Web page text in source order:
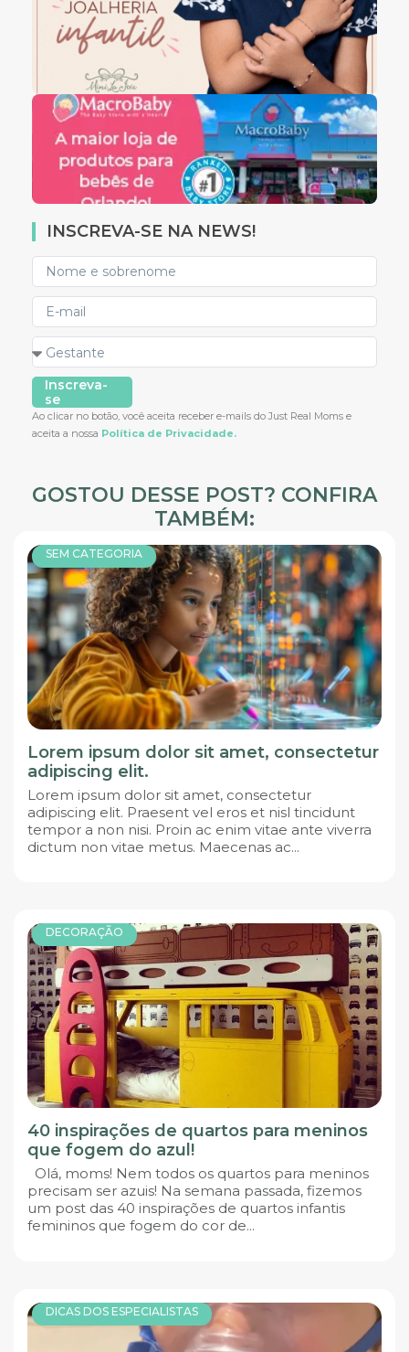
INSCREVA-SE NA NEWS!
Inscreva-
se
Ao clicar no botão, você aceita receber e-mails do Just Real Moms e
aceita a nossa Política de Privacidade.
GOSTOU DESSE POST? CONFIRA
TAMBÉM:
SEM CATEGORIA
Lorem ipsum dolor sit amet, consectetur
adipiscing elit.
Lorem ipsum dolor sit amet, consectetur
adipiscing elit. Praesent vel eros et nisl tincidunt
tempor a non nisi. Proin ac enim vitae ante viverra
dictum non vitae metus. Maecenas ac...
DECORAÇÃO
40 inspirações de quartos para meninos
que fogem do azul!
Olá, moms! Nem todos os quartos para meninos
precisam ser azuis! Na semana passada, fizemos
um post das 40 inspirações de quartos infantis
femininos que fogem do cor de...
DICAS DOS ESPECIALISTAS